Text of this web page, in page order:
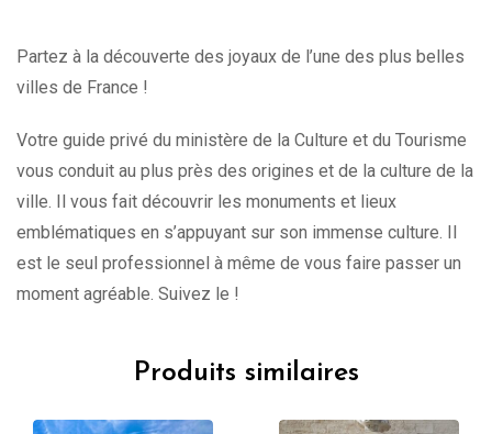
Partez à la découverte des joyaux de l’une des plus belles
villes de France !
Votre guide privé du ministère de la Culture et du Tourisme
vous conduit au plus près des origines et de la culture de la
ville. Il vous fait découvrir les monuments et lieux
emblématiques en s’appuyant sur son immense culture. Il
est le seul professionnel à même de vous faire passer un
moment agréable. Suivez le !
Produits similaires